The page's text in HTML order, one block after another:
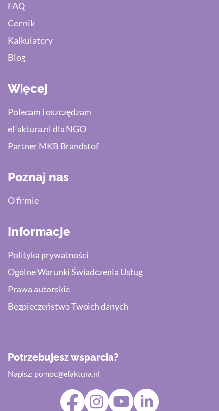
FAQ
Cennik
Kalkulatory
Blog
Więcej
Polecam i oszczędzam
eFaktura.nl dla NGO
Partner MKB Brandstof
Poznaj nas
O firmie
Informacje
Polityka prywatności
Ogólne Warunki Świadczenia Usług
Prawa autorskie
Bezpieczeństwo Twoich danych
Potrzebujesz wsparcia?
Napisz: pomoc@efaktura.nl